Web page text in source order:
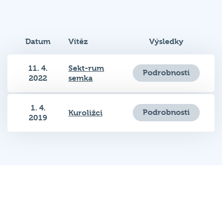
Datum Vítěz Výsledky
11. 4.
2022
Sekt-rum
semka
Podrobnosti
1. 4.
2019
Kuroližci Podrobnosti